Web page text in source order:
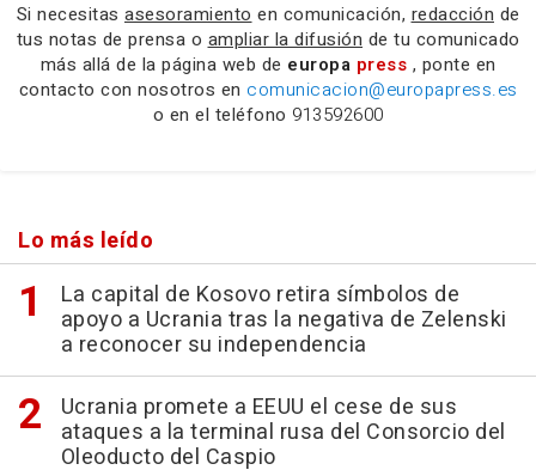
Si necesitas asesoramiento en comunicación, redacción de
tus notas de prensa o ampliar la difusión de tu comunicado
más allá de la página web de europa press , ponte en
contacto con nosotros en comunicacion@europapress.es
o en el teléfono 913592600
Lo más leído
La capital de Kosovo retira símbolos de
apoyo a Ucrania tras la negativa de Zelenski
a reconocer su independencia
Ucrania promete a EEUU el cese de sus
ataques a la terminal rusa del Consorcio del
Oleoducto del Caspio